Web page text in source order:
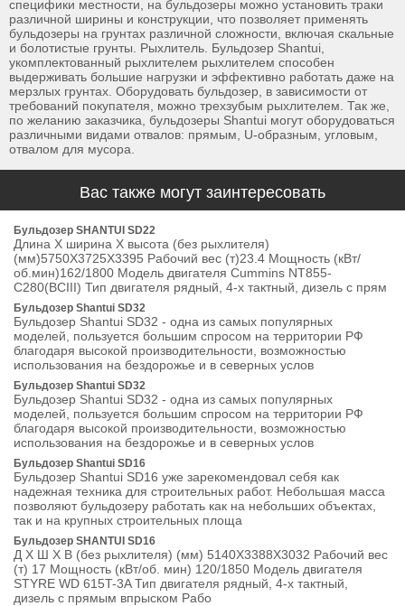
специфики местности, на бульдозеры можно установить траки
различной ширины и конструкции, что позволяет применять
бульдозеры на грунтах различной сложности, включая скальные
и болотистые грунты. Рыхлитель. Бульдозер Shantui,
укомплектованный рыхлителем рыхлителем способен
выдерживать большие нагрузки и эффективно работать даже на
мерзлых грунтах. Оборудовать бульдозер, в зависимости от
требований покупателя, можно трехзубым рыхлителем. Так же,
по желанию заказчика, бульдозеры Shantui могут оборудоваться
различными видами отвалов: прямым, U-образным, угловым,
отвалом для мусора.
Вас также могут заинтересовать
Бульдозер SHANTUI SD22
Длина Х ширина Х высота (без рыхлителя)
(мм)5750Х3725Х3395 Рабочий вес (т)23.4 Мощность (кВт/
об.мин)162/1800 Модель двигателя Cummins NT855-
C280(ВСIII) Тип двигателя рядный, 4-х тактный, дизель с прям
Бульдозер Shantui SD32
Бульдозер Shantui SD32 - одна из самых популярных
моделей, пользуется большим спросом на территории РФ
благодаря высокой производительности, возможностью
использования на бездорожье и в северных услов
Бульдозер Shantui SD32
Бульдозер Shantui SD32 - одна из самых популярных
моделей, пользуется большим спросом на территории РФ
благодаря высокой производительности, возможностью
использования на бездорожье и в северных услов
Бульдозер Shantui SD16
Бульдозер Shantui SD16 уже зарекомендовал себя как
надежная техника для строительных работ. Небольшая масса
позволяют бульдозеру работать как на небольших объектах,
так и на крупных строительных площа
Бульдозер SHANTUI SD16
Д Х Ш Х В (без рыхлителя) (мм) 5140Х3388Х3032 Рабочий вес
(т) 17 Мощность (кВт/об. мин) 120/1850 Модель двигателя
STYRE WD 615T-3A Тип двигателя рядный, 4-х тактный,
дизель с прямым впрыском Рабо